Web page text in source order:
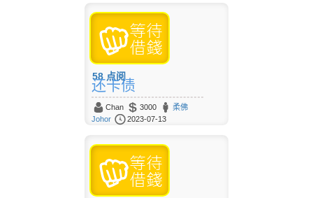
58 点阅
还卡债
Chan 3000
柔佛
Johor
2023-07-13